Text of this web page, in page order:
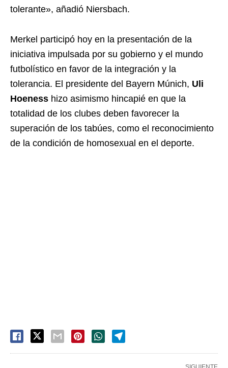
tolerante», añadió Niersbach.
Merkel participó hoy en la presentación de la
iniciativa impulsada por su gobierno y el mundo
futbolístico en favor de la integración y la
tolerancia. El presidente del Bayern Múnich, Uli
Hoeness hizo asimismo hincapié en que la
totalidad de los clubes deben favorecer la
superación de los tabúes, como el reconocimiento
de la condición de homosexual en el deporte.